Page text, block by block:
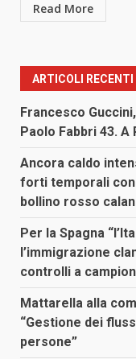
Read More
ARTICOLI RECENTI
Francesco
Paolo Fabbri 43.
Ancora caldo
forti temporali
bollino rosso
Per la Spagna
l’immigrazione
controlli a
Mattarella alla
“Gestione dei
persone”